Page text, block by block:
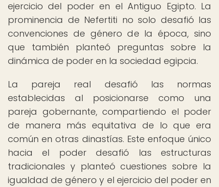
ejercicio del poder en el Antiguo Egipto. La
prominencia de Nefertiti no solo desafió las
convenciones de género de la época, sino
que también planteó preguntas sobre la
dinámica de poder en la sociedad egipcia.
La pareja real desafió las normas
establecidas al posicionarse como una
pareja gobernante, compartiendo el poder
de manera más equitativa de lo que era
común en otras dinastías. Este enfoque único
hacia el poder desafió las estructuras
tradicionales y planteó cuestiones sobre la
igualdad de género y el ejercicio del poder en